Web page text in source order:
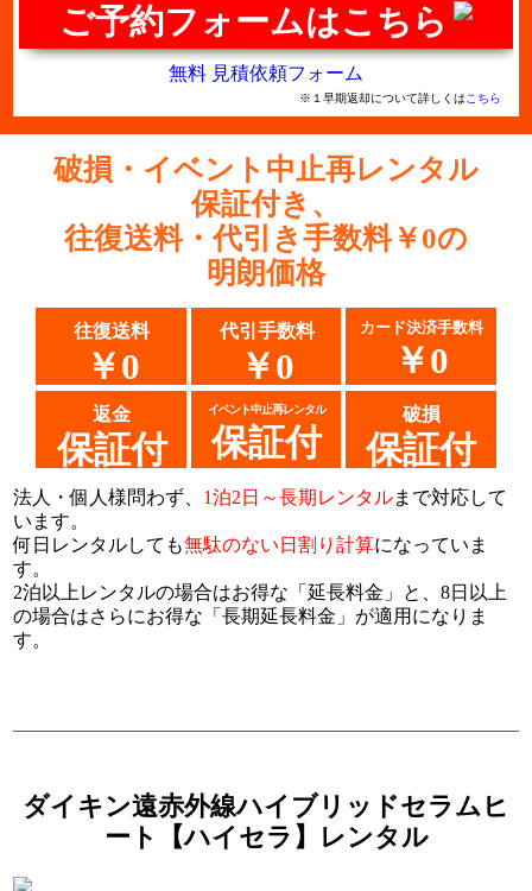
ご予約フォームはこちら
無料 見積依頼フォーム
※１早期返却について詳しくはこちら
破損・イベント中止再レンタル
保証付き、
往復送料・代引き手数料￥0の
明朗価格
往復送料
￥0
代引手数料
￥0
カード決済手数料
￥0
返金
保証付
イベント中止再レンタル
保証付
破損
保証付
法人・個人様問わず、 1泊2日～長期レンタルまで対応して
います。
何日レンタルしても無駄のない日割り計算になっていま
す。
2泊以上レンタルの場合はお得な「延長料金」と、8日以上
の場合はさらにお得な「長期延長料金」が適用になりま
す。
ダイキン遠赤外線ハイブリッドセラムヒ
ート【ハイセラ】レンタル